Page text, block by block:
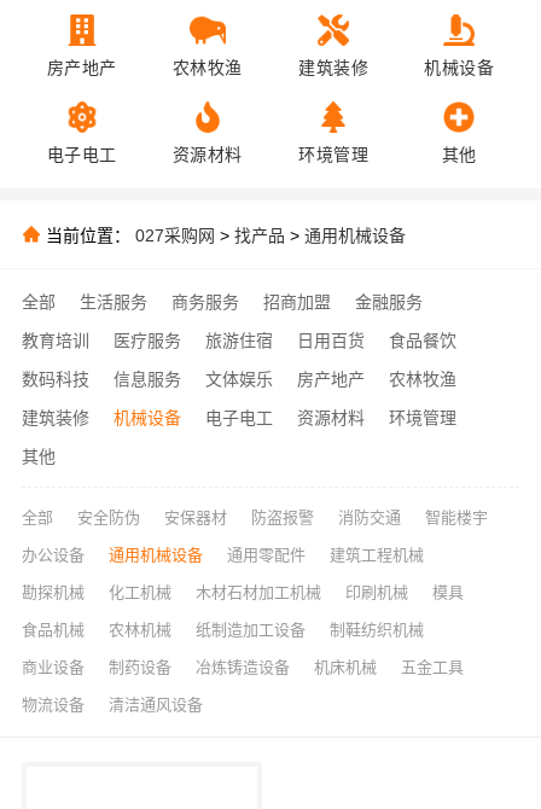
房产地产 农林牧渔 建筑装修 机械设备
电子电工 资源材料 环境管理 其他
当前位置： 027采购网 > 找产品 > 通用机械设备
全部 生活服务 商务服务 招商加盟
金融服务
教育培训
医疗服务 旅游住宿 日用百货
食品餐饮
数码科技
信息服务 文体娱乐 房产地产
农林牧渔
建筑装修
机械设备 电子电工 资源材料
环境管理
其他
全部 安全防伪 安保器材 防盗报警 消防交通 智能楼宇
办公设备 通用机械设备 通用零配件 建筑工程机械
勘探机械 化工机械 木材石材加工机械 印刷机械 模具
食品机械 农林机械 纸制造加工设备 制鞋纺织机械
商业设备 制药设备 冶炼铸造设备 机床机械 五金工具
物流设备 清洁通风设备